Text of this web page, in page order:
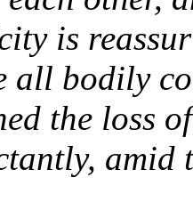
is
all bodily
the loss
amid